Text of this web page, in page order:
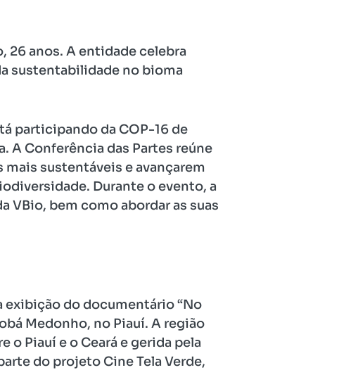
26 anos. A entidade celebra
sustentabilidade no bioma
participando da COP-16 de
A Conferência das Partes reúne
sustentáveis e avançarem
Durante o evento, a
VBio, bem como abordar as suas
exibição do documentário “No
Medonho, no Piauí. A região
o Piauí e o Ceará e gerida pela
do projeto Cine Tela Verde,